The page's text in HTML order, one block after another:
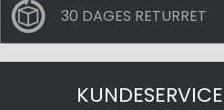
30 DAGES RETURRET
KUNDESERVICE